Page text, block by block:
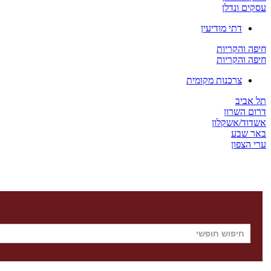
עסקים ונדלן
דתי מודיעין
חיפה והקריות
חיפה והקריות
צרכנות מקומית
תל אביב
דרום השרון
אשדוד/אשקלון
באר שבע
ערי הצפון